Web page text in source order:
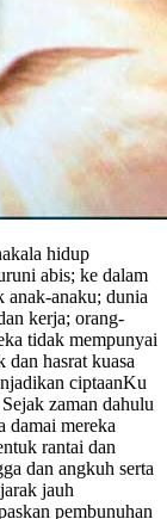
hidup
abis; ke dalam
anak-anaku; dunia
kerja; orang-
tidak mempunyai
hasrat kuasa
ciptaanKu
zaman dahulu
damai mereka
rantai dan
dan angkuh serta
jauh
pembunuhan